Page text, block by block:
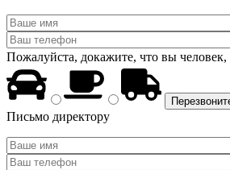
Пожалуйста, докажите, что вы человек,
Письмо директору